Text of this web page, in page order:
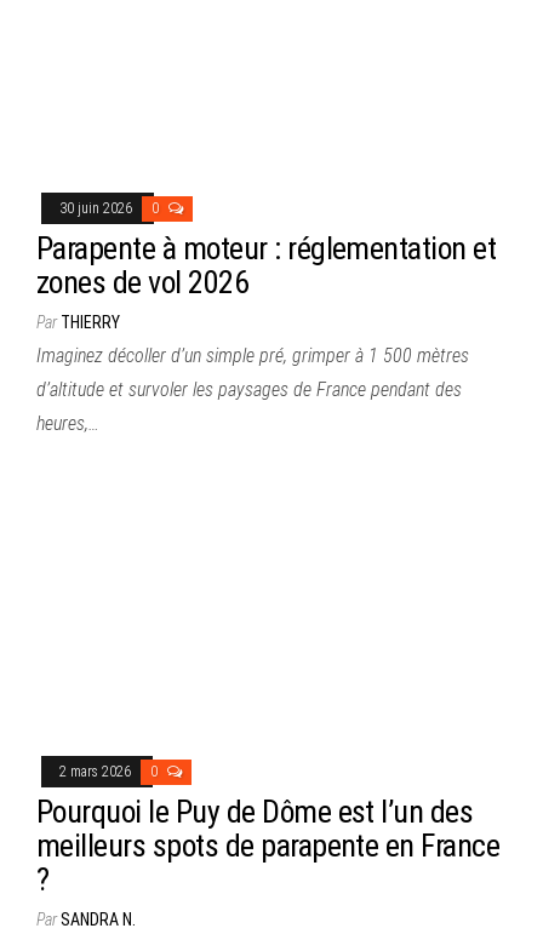
30 juin 2026 0
Parapente à moteur : réglementation et
zones de vol 2026
ParTHIERRY
Imaginez décoller d’un simple pré, grimper à 1 500 mètres
d’altitude et survoler les paysages de France pendant des
heures,…
2 mars 2026 0
Pourquoi le Puy de Dôme est l’un des
meilleurs spots de parapente en France
?
ParSANDRA N.